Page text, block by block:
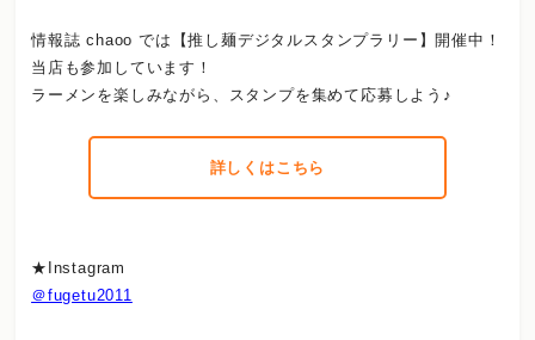
情報誌 chaoo では【推し麺デジタルスタンプラリー】開催中！
当店も参加しています！
ラーメンを楽しみながら、スタンプを集めて応募しよう♪
詳しくはこちら
★Instagram
＠fugetu2011